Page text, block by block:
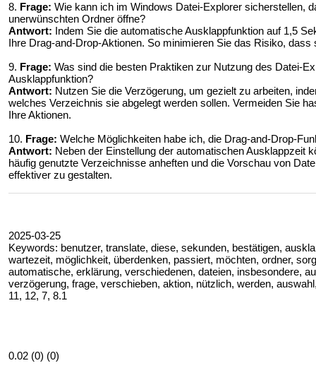
8. Frage: Wie kann ich im Windows Datei-Explorer sicherstellen,
unerwünschten Ordner öffne?
Antwort: Indem Sie die automatische Ausklappfunktion auf 1,5
Ihre Drag-and-Drop-Aktionen. So minimieren Sie das Risiko,
9. Frage: Was sind die besten Praktiken zur Nutzung des Datei-
Ausklappfunktion?
Antwort: Nutzen Sie die Verzögerung, um gezielt zu arbeiten,
welches Verzeichnis sie abgelegt werden sollen. Vermeiden Sie
Ihre Aktionen.
10. Frage: Welche Möglichkeiten habe ich, die Drag-and-Drop-
Antwort: Neben der Einstellung der automatischen Ausklappzeit
häufig genutzte Verzeichnisse anheften und die Vorschau von
effektiver zu gestalten.
2025-03-25
Keywords: benutzer, translate, diese, sekunden, bestätigen,
wartezeit, möglichkeit, überdenken, passiert, möchten, ordner,
automatische, erklärung, verschiedenen, dateien, insbesondere,
verzögerung, frage, verschieben, aktion, nützlich, werden,
11, 12, 7, 8.1
0.02 (0) (0)